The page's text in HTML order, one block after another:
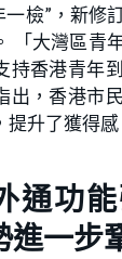
一檢”，新修
「大灣區青
持香港青年
出，香港市
提升了獲得
功能
進一步